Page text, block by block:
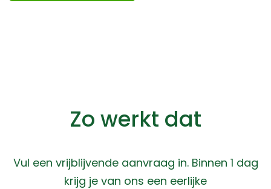
Zo werkt dat
Vul een vrijblijvende aanvraag in. Binnen 1 dag
krijg je van ons een eerlijke